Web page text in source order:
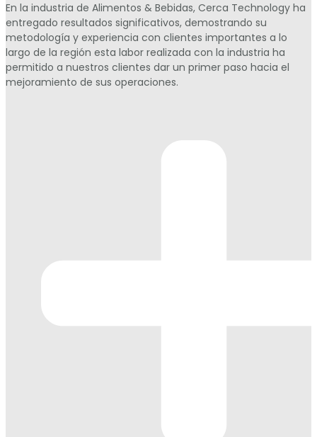
En la industria de Alimentos & Bebidas, Cerca Technology ha
entregado resultados significativos, demostrando su
metodología y experiencia con clientes importantes a lo
largo de la región esta labor realizada con la industria ha
permitido a nuestros clientes dar un primer paso hacia el
mejoramiento de sus operaciones.